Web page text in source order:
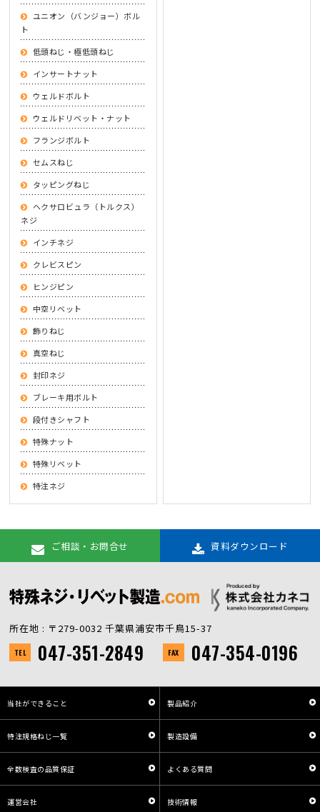
ユニオン（バンジョー）ボル
ト
低頭ねじ・極低頭ねじ
インサートナット
ウェルドボルト
ウェルドリベット・ナット
フランジボルト
セムスねじ
タッピングねじ
ヘクサロビュラ（トルクス）
ネジ
インチネジ
クレビスピン
ヒンジピン
中空リベット
飾りねじ
真空ねじ
封印ネジ
ブレーキ用ボルト
段付きシャフト
特殊ナット
特殊リベット
特注ネジ
ご相談・お問合せ 資料ダウンロード
所在地 : 〒279-0032 千葉県浦安市千鳥15-37
TEL 047-351-2849 FAX 047-354-0196
当社ができること 製品紹介
特注規格ねじ一覧 製造設備
全数検査の品質保証 よくある質問
運営会社 技術情報